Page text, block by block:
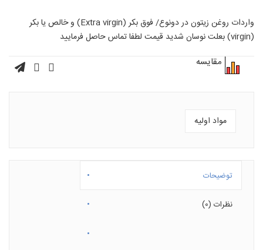
واردات روغن زیتون در دونوع/ فوق بکر (Extra virgin) و خالص یا بکر
(virgin) بعلت نوسان شدید قیمت لطفا تماس حاصل فرمایید
مقایسه
مواد اولیه
توضیحات
نظرات (0)